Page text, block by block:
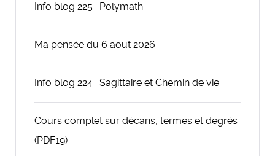
Info blog 225 : Polymath
Ma pensée du 6 aout 2026
Info blog 224 : Sagittaire et Chemin de vie
Cours complet sur décans, termes et degrés
(PDF19)